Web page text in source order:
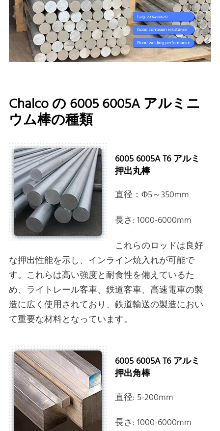
Chalco の 6005 6005A アルミニ
ウム棒の種類
6005 6005A T6 アルミ
押出丸棒
直径：Φ5～350mm
長さ: 1000-6000mm
これらのロッドは良好
な押出性能を示し、インライン焼入れが可能で
す。これらは高い強度と耐食性を備えているた
め、ライトレール客車、鉄道客車、高速電車の製
造に広く使用されており、鉄道輸送の製造におい
て重要な材料となっています。
6005 6005A T6 アルミ
押出角棒
直径: 5-200mm
長さ: 1000-6000mm